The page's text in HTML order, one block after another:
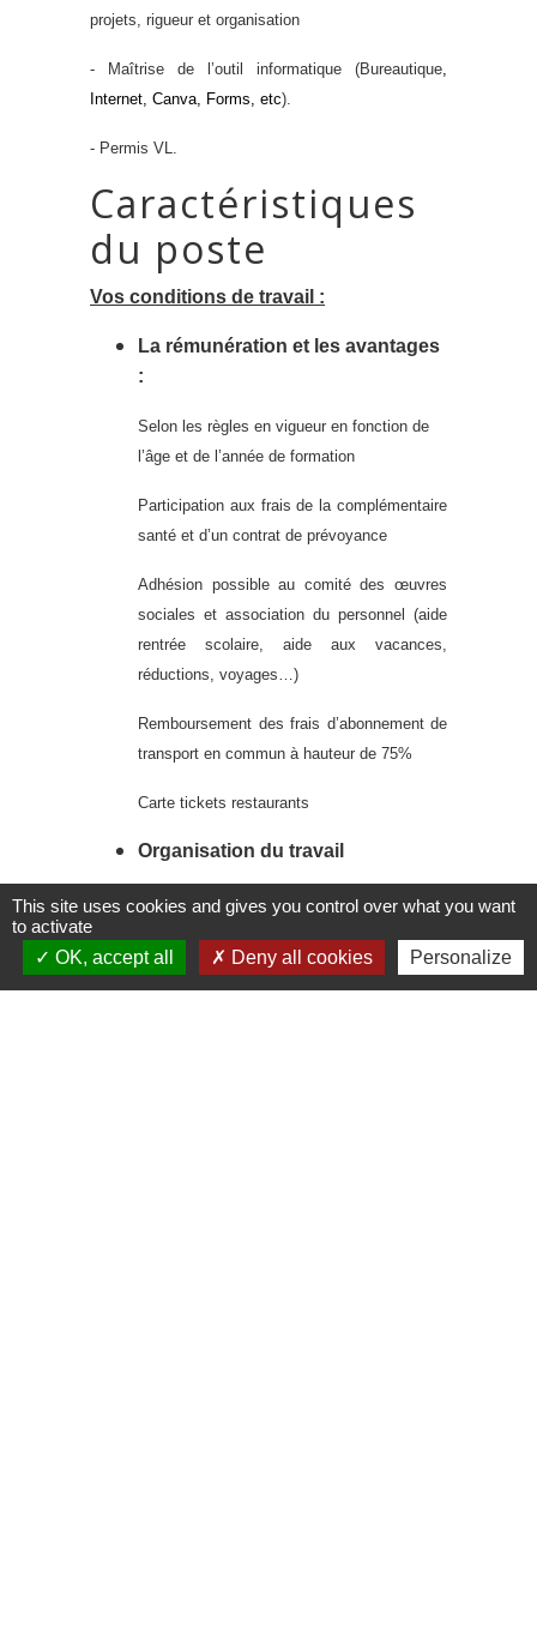
projets, rigueur et organisation
- Maîtrise de l’outil informatique (Bureautique
Internet, Canva, Forms, etc).
- Permis VL.
Caractéristiques
du poste
Vos conditions de travail :
La rémunération et les avantages
:
Selon les règles en vigueur en fonction de
l’âge et de l’année de formation
Participation aux frais de la complémentaire
santé et d’un contrat de prévoyance
Adhésion possible au comité des œuvres
sociales et association du personnel (aide
rentrée scolaire, aide aux vacances,
réductions, voyages…)
Remboursement des frais d’abonnement de
transport en commun à hauteur de 75%
Carte tickets restaurants
Organisation du travail
Lieu de travail :Voiron avec des
Pays
Voironais Chartreuse/Sud
Grésivaudan, et ponctuels sur Rhône-Alpes.
This site uses cookies and gives you control over what you want
to activate
OK, accept all
Deny all cookies Personalize